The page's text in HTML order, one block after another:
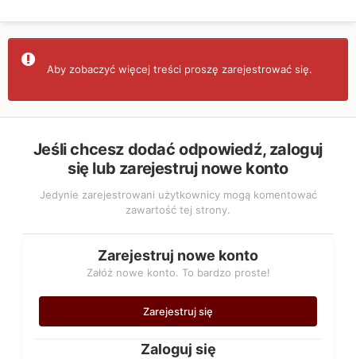
Aby zobaczyć więcej treści proszę zarejestrować się.
Jeśli chcesz dodać odpowiedź, zaloguj
się lub zarejestruj nowe konto
Jedynie zarejestrowani użytkownicy mogą komentować
zawartość tej strony.
Zarejestruj nowe konto
Załóż nowe konto. To bardzo proste!
Zarejestruj się
Zaloguj się